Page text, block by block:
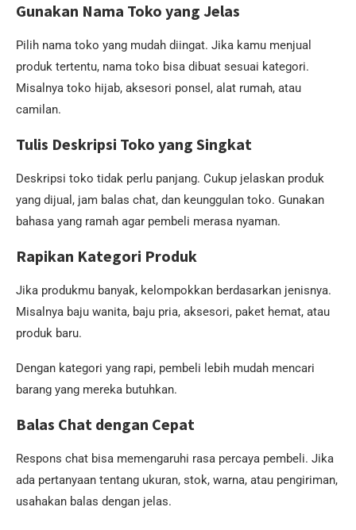
Gunakan Nama Toko yang Jelas
Pilih nama toko yang mudah diingat. Jika kamu menjual
produk tertentu, nama toko bisa dibuat sesuai kategori.
Misalnya toko hijab, aksesori ponsel, alat rumah, atau
camilan.
Tulis Deskripsi Toko yang Singkat
Deskripsi toko tidak perlu panjang. Cukup jelaskan produk
yang dijual, jam balas chat, dan keunggulan toko. Gunakan
bahasa yang ramah agar pembeli merasa nyaman.
Rapikan Kategori Produk
Jika produkmu banyak, kelompokkan berdasarkan jenisnya.
Misalnya baju wanita, baju pria, aksesori, paket hemat, atau
produk baru.
Dengan kategori yang rapi, pembeli lebih mudah mencari
barang yang mereka butuhkan.
Balas Chat dengan Cepat
Respons chat bisa memengaruhi rasa percaya pembeli. Jika
ada pertanyaan tentang ukuran, stok, warna, atau pengiriman,
usahakan balas dengan jelas.